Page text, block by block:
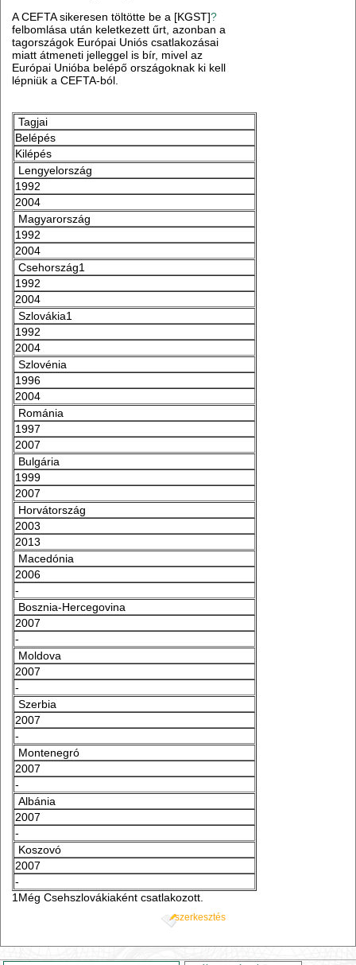
A CEFTA sikeresen töltötte be a [KGST]?
felbomlása után keletkezett űrt, azonban a
tagországok Európai Uniós csatlakozásai
miatt átmeneti jelleggel is bír, mivel az
Európai Unióba belépő országoknak ki kell
lépniük a CEFTA-ból.
Tagjai
Belépés
Kilépés
Lengyelország
1992
2004
Magyarország
1992
2004
Csehország1
1992
2004
Szlovákia1
1992
2004
Szlovénia
1996
2004
Románia
1997
2007
Bulgária
1999
2007
Horvátország
2003
2013
Macedónia
2006
-
Bosznia-Hercegovina
2007
-
Moldova
2007
-
Szerbia
2007
-
Montenegró
2007
-
Albánia
2007
-
Koszovó
2007
-
1Még Csehszlovákiaként csatlakozott.
szerkesztés